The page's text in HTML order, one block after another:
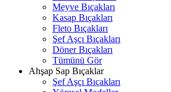
Meyve Bıçakları
Kasap Bıçakları
Fleto Bıçakları
Şef Aşçı Bıçakları
Döner Bıçakları
Tümünü Gör
Ahşap Sap Bıçaklar
Şef Aşçı Bıçakları